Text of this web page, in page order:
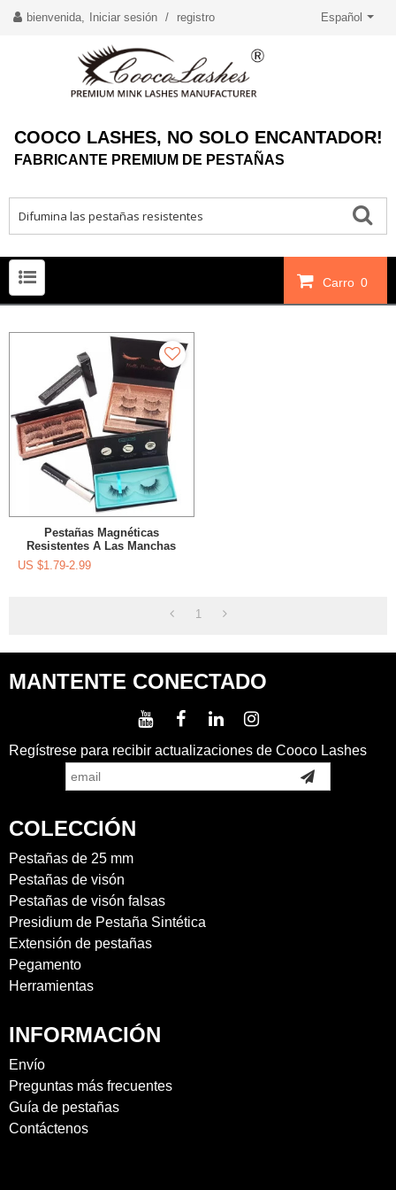
bienvenida, Iniciar sesión / registro Español
COOCO LASHES, NO SOLO ENCANTADOR!
FABRICANTE PREMIUM DE PESTAÑAS
Carro 0
Pestañas Magnéticas
Resistentes A Las Manchas
Tradicionales Delineador De
Ojos Magnético Fácil De Usar
US $1.79-2.99
1
MANTENTE CONECTADO
Regístrese para recibir actualizaciones de Cooco Lashes
COLECCIÓN
Pestañas de 25 mm
Pestañas de visón
Pestañas de visón falsas
Presidium de Pestaña Sintética
Extensión de pestañas
Pegamento
Herramientas
INFORMACIÓN
Envío
Preguntas más frecuentes
Guía de pestañas
Contáctenos